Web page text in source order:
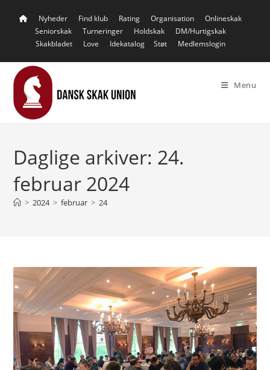
Nyheder Find klub Rating Organisation
Onlineskak
Seniorskak
Turneringer Holdskak
DM/Hurtigskak
Skakbladet
Love Idekatalog Støt Medlemslogin
Menu
Daglige arkiver: 24.
februar 2024
> 2024 > februar > 24